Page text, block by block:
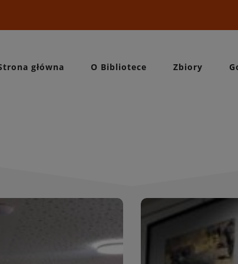
główna O Bibliotece Zbiory